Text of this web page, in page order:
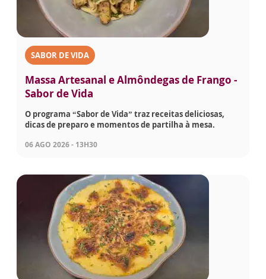
SABOR DE VIDA
Massa Artesanal e Almôndegas de Frango -
Sabor de Vida
O programa “Sabor de Vida” traz receitas deliciosas,
dicas de preparo e momentos de partilha à mesa.
06 AGO 2026 - 13H30